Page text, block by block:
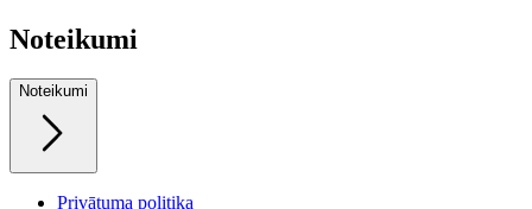
Noteikumi
Noteikumi
Privātuma politika